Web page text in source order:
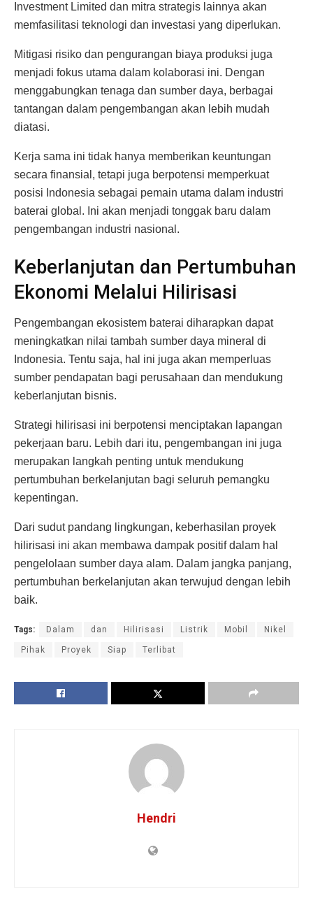
Investment Limited dan mitra strategis lainnya akan
memfasilitasi teknologi dan investasi yang diperlukan.
Mitigasi risiko dan pengurangan biaya produksi juga
menjadi fokus utama dalam kolaborasi ini. Dengan
menggabungkan tenaga dan sumber daya, berbagai
tantangan dalam pengembangan akan lebih mudah
diatasi.
Kerja sama ini tidak hanya memberikan keuntungan
secara finansial, tetapi juga berpotensi memperkuat
posisi Indonesia sebagai pemain utama dalam industri
baterai global. Ini akan menjadi tonggak baru dalam
pengembangan industri nasional.
Keberlanjutan dan Pertumbuhan
Ekonomi Melalui Hilirisasi
Pengembangan ekosistem baterai diharapkan dapat
meningkatkan nilai tambah sumber daya mineral di
Indonesia. Tentu saja, hal ini juga akan memperluas
sumber pendapatan bagi perusahaan dan mendukung
keberlanjutan bisnis.
Strategi hilirisasi ini berpotensi menciptakan lapangan
pekerjaan baru. Lebih dari itu, pengembangan ini juga
merupakan langkah penting untuk mendukung
pertumbuhan berkelanjutan bagi seluruh pemangku
kepentingan.
Dari sudut pandang lingkungan, keberhasilan proyek
hilirisasi ini akan membawa dampak positif dalam hal
pengelolaan sumber daya alam. Dalam jangka panjang,
pertumbuhan berkelanjutan akan terwujud dengan lebih
baik.
Tags: Dalam dan Hilirisasi Listrik Mobil Nikel
Pihak Proyek Siap Terlibat
Hendri